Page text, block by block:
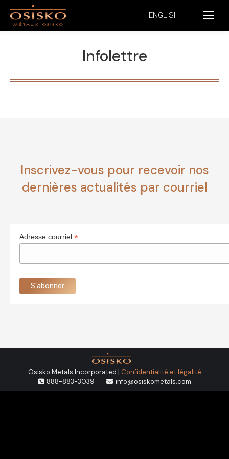
ENGLISH
Infolettre
Inscrivez-vous pour recevoir nos
dernières actualités par courriel
Adresse courriel *
Osisko Metals Incorporated | Confidentialité et légalité
888-883-3039
info@osiskometals.com